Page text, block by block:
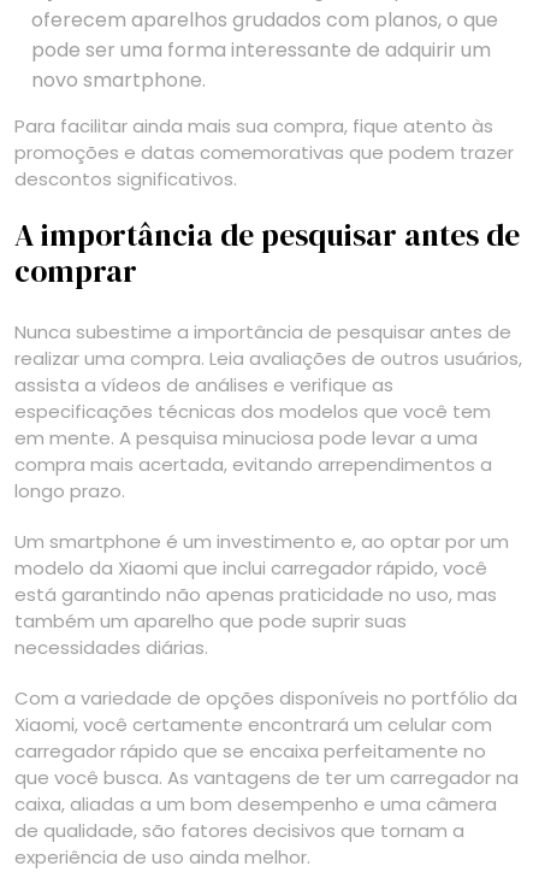
oferecem aparelhos grudados com planos, o que
pode ser uma forma interessante de adquirir um
novo smartphone.
Para facilitar ainda mais sua compra, fique atento às
promoções e datas comemorativas que podem trazer
descontos significativos.
A importância de pesquisar antes de
comprar
Nunca subestime a importância de pesquisar antes de
realizar uma compra. Leia avaliações de outros usuários,
assista a vídeos de análises e verifique as
especificações técnicas dos modelos que você tem
em mente. A pesquisa minuciosa pode levar a uma
compra mais acertada, evitando arrependimentos a
longo prazo.
Um smartphone é um investimento e, ao optar por um
modelo da Xiaomi que inclui carregador rápido, você
está garantindo não apenas praticidade no uso, mas
também um aparelho que pode suprir suas
necessidades diárias.
Com a variedade de opções disponíveis no portfólio da
Xiaomi, você certamente encontrará um celular com
carregador rápido que se encaixa perfeitamente no
que você busca. As vantagens de ter um carregador na
caixa, aliadas a um bom desempenho e uma câmera
de qualidade, são fatores decisivos que tornam a
experiência de uso ainda melhor.